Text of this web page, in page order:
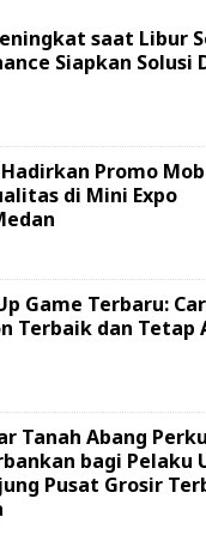
saat Libur
Siapkan Solusi
Hadirkan Promo
di Mini Expo
Game Terbaru:
Terbaik dan Tetap
Tanah Abang
bagi Pelaku
Pusat Grosir